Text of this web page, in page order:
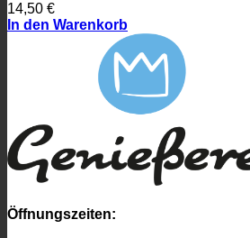
14,50 €
In den Warenkorb
Öffnungszeiten: